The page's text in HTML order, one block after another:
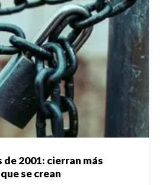
de 2001: cierran más
se crean